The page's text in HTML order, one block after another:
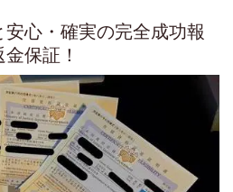
安心・確実の完全成功報
保証！